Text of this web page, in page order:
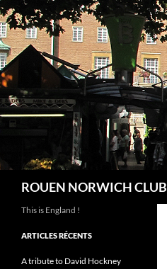
Aller
au
contenu
ROUEN NORWICH CLUB
This is England !
ARTICLES RÉCENTS
A tribute to David Hockney